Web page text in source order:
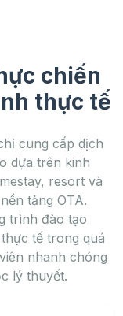
chiến
thực tế
cung cấp dịch
dựa trên kinh
resort và
tảng OTA.
trình đào tạo
tế trong quá
nhanh chóng
lý thuyết.